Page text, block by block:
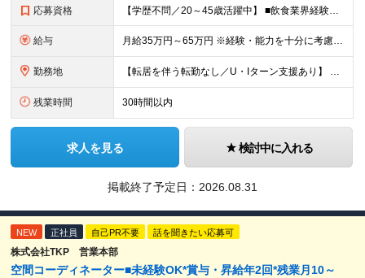
応募資格 【学歴不問／20～45歳活躍中】 ■飲食業界経験および販売／サービスの経験がある方を歓迎します 例えば「もっとこうすれば売れるのに」というアイデアを形にしたい方、経営陣に近いポジションでビジネスを
給与 月給35万円～65万円 ※経験・能力を十分に考慮し決定。 ※月給35万円～48万円までは非管理職となりますので、 上記月給には、月30時間分の固定残業代（61,620円～84,508円）および月10
勤務地 【転居を伴う転勤なし／U・Iターン支援あり】 本社（恵比寿）または当社が運営する東京都内の直営店舗での勤務 ※配属先は経験・希望・プロジェクト内容を踏まえて決定します。 ★社宅・引越支援制度あり（
残業時間 30時間以内
求人を見る 検討中に入れる
掲載終了予定日： 2026.08.31
NEW 正社員 自己PR不要 話を聞きたい応募可
株式会社TKP 営業本部
空間コーディネーター■未経験OK*賞与・昇給年2回*残業月10～